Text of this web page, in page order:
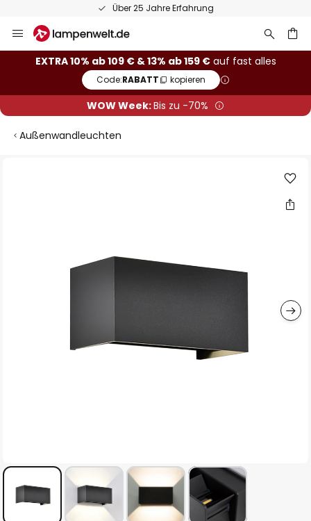
Über 25 Jahre Erfahrung
Inhalt
springen
EXTRA 10% ab 109 € & 13% ab 159 €auf fast alles
Code:RABATT kopieren
WOW Week:Bis zu -70%
Außenwandleuchten